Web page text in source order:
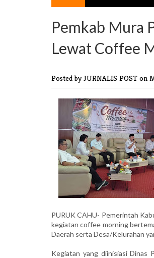
Pemkab Mura
Lewat Coffee
Posted by JURNALIS POST on
PURUK CAHU- Pemerintah
kegiatan coffee morning
Daerah serta Desa/Kelurahan
Kegiatan yang diinisiasi Dinas